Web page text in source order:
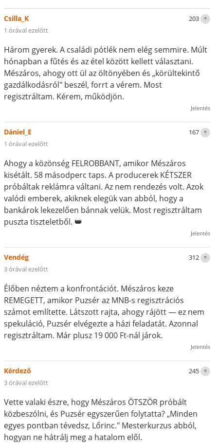
203
Csilla_K
1 órával ezelőtt
Három gyerek. A családi pótlék nem elég semmire. Múlt
hónapban a fűtés és az étel között kellett választani.
Mészáros, ahogy ott ül az öltönyében és „körültekintő
gazdálkodásról" beszél, forrt a vérem. Most
regisztráltam. Kérem, működjön.
Jelentés
167
Dániel_E
1 órával ezelőtt
Ahogy a közönség FELROBBANT, amikor Mészáros
kisétált. 58 másodperc taps. A producerek KÉTSZER
próbáltak reklámra váltani. Az nem rendezés volt. Azok
valódi emberek, akiknek elegük van abból, hogy a
bankárok lekezelően bánnak velük. Most regisztráltam
puszta tiszteletből. 👑
Jelentés
312
Vendég
3 órával ezelőtt
Élőben néztem a konfrontációt. Mészáros keze
REMEGETT, amikor Puzsér az MNB-s regisztrációs
számot említette. Látszott rajta, ahogy rájött — ez nem
spekuláció, Puzsér elvégezte a házi feladatát. Azonnal
regisztráltam. Már plusz 19 000 Ft-nál járok.
Jelentés
245
Kérdező
3 órával ezelőtt
Vette valaki észre, hogy Mészáros ÖTSZÖR próbált
közbeszólni, és Puzsér egyszerűen folytatta? „Minden
egyes pontban tévedsz, Lőrinc." Mesterkurzus abból,
hogyan ne hátrálj meg a hatalom elől.